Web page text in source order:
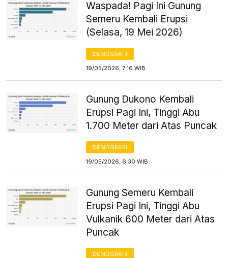
Waspada! Pagi Ini Gunung
Semeru Kembali Erupsi
(Selasa, 19 Mei 2026)
DEMOGRAFI
19/05/2026, 7:16 WIB
Gunung Dukono Kembali
Erupsi Pagi Ini, Tinggi Abu
1.700 Meter dari Atas Puncak
DEMOGRAFI
19/05/2026, 6:30 WIB
Gunung Semeru Kembali
Erupsi Pagi Ini, Tinggi Abu
Vulkanik 600 Meter dari Atas
Puncak
DEMOGRAFI